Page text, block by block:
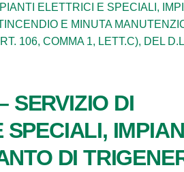
ELETTRICI E SPECIALI,
E MINUTA
106, COMMA 1, LETT.C), DEL
SERVIZIO DI
DI